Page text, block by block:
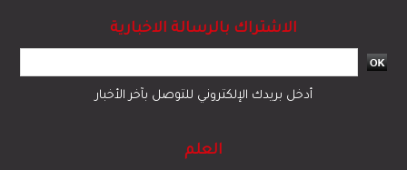
الاشتراك بالرسالة الاخبارية
أدخل بريدك الإلكتروني للتوصل بآخر الأخبار
العلم